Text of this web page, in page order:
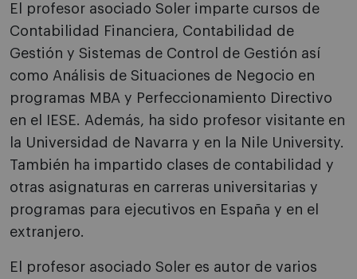
El profesor asociado Soler imparte cursos de
Contabilidad Financiera, Contabilidad de
Gestión y Sistemas de Control de Gestión así
como Análisis de Situaciones de Negocio en
programas MBA y Perfeccionamiento Directivo
en el IESE. Además, ha sido profesor visitante en
la Universidad de Navarra y en la Nile University.
También ha impartido clases de contabilidad y
otras asignaturas en carreras universitarias y
programas para ejecutivos en España y en el
extranjero.
El profesor asociado Soler es autor de varios